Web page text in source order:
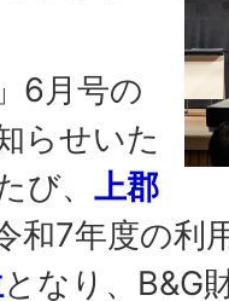
6月号の
らせいた
び、 上郡
和7年度の利
となり、B&G